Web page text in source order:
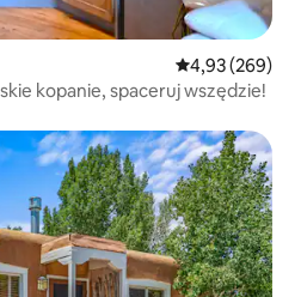
Średnia
4,93 (269)
kopanie, spaceruj wszędzie!
Wybór gości